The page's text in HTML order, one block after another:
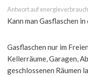
Antwort auf
Kann man Gasflaschen
Gasflaschen nur im
Kellerräume, Garagen,
geschlossenen Räumen